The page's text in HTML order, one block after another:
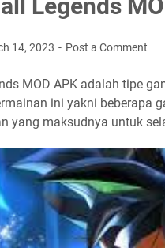
Legends
14, 2023 Post a Comment
MOD APK adalah tipe
ini yakni beberapa
yang maksudnya untuk